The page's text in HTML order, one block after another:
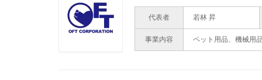
代表者 若林 昇
事業内容 ペット用品、機械用